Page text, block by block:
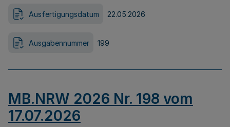
Ausfertigungsdatum 22.05.2026
Ausgabennummer 199
MB.NRW 2026 Nr. 198 vom
17.07.2026